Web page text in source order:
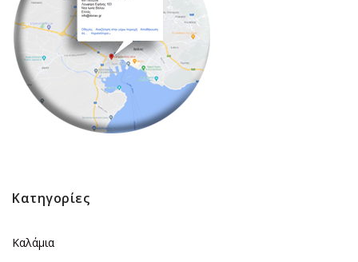
Κατηγορίες
Καλάμια